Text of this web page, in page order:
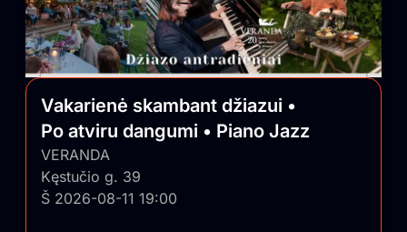
Vakarienė skambant džiazui •
Po atviru dangumi • Piano Jazz
VERANDA
Kęstučio g. 39
Š 2026-08-11 19:00